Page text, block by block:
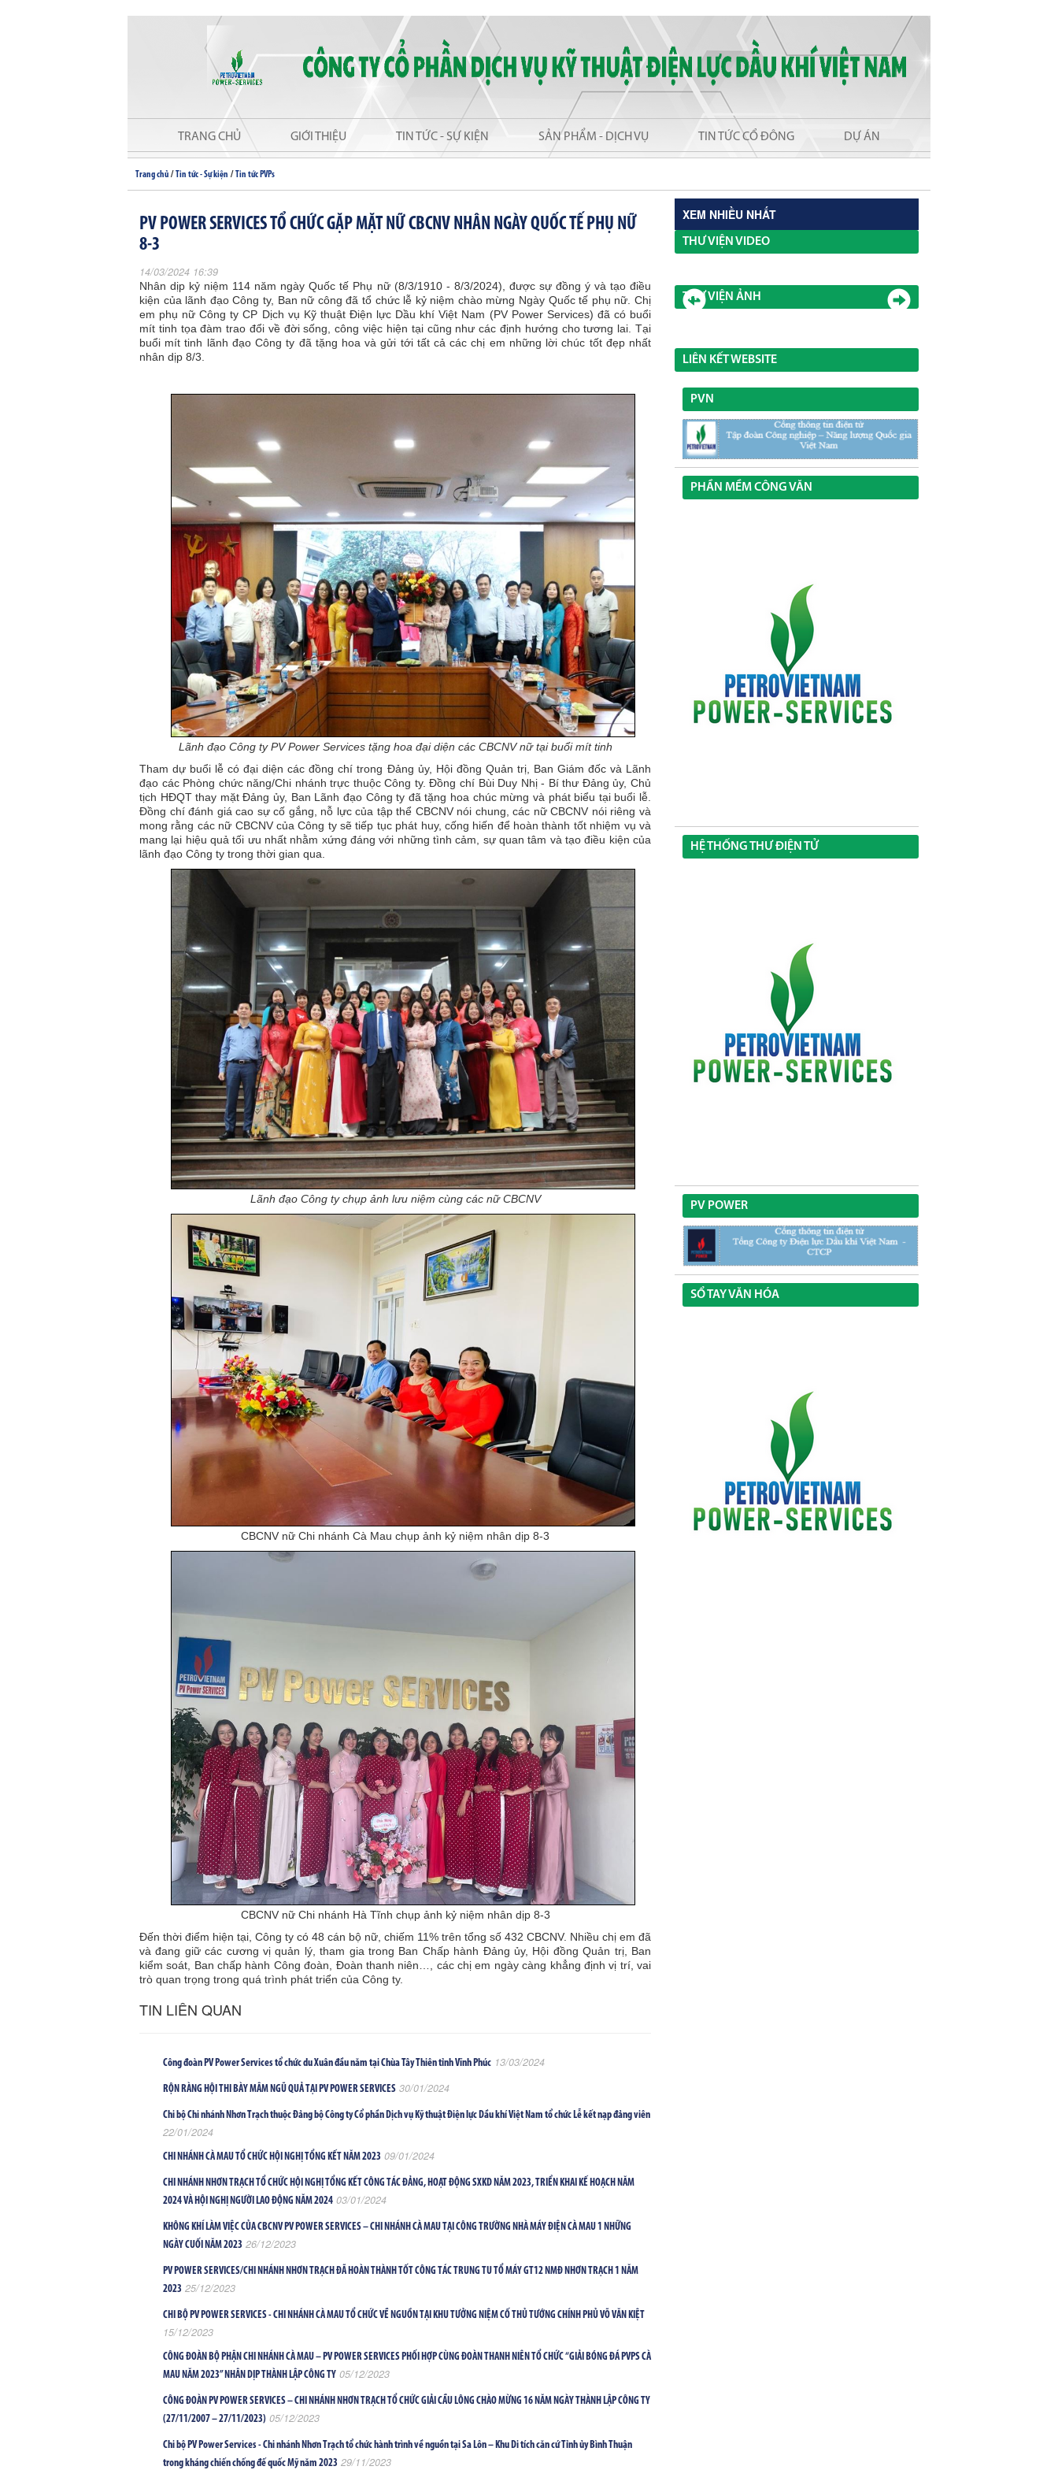
TRANG CHỦ GIỚI THIỆU TIN TỨC - SỰ KIỆN SẢN PHẨM - DỊCH VỤ TIN TỨC CỔ ĐÔNG DỰ ÁN
Trang chủ / Tin tức - Sự kiện /Tin tức PVPs
PV POWER SERVICES TỔ CHỨC GẶP MẶT NỮ CBCNV NHÂN NGÀY QUỐC TẾ PHỤ NỮ
8-3
14/03/2024 16:39
Nhân dịp kỷ niệm 114 năm ngày Quốc tế Phụ nữ (8/3/1910 - 8/3/2024), được sự đồng ý và tạo điều
kiện của lãnh đạo Công ty, Ban nữ công đã tổ chức lễ kỷ niệm chào mừng Ngày Quốc tế phụ nữ. Chị
em phụ nữ Công ty CP Dịch vụ Kỹ thuật Điện lực Dầu khí Việt Nam (PV Power Services) đã có buổi
mít tinh tọa đàm trao đổi về đời sống, công việc hiện tại cũng như các định hướng cho tương lai. Tại
buổi mít tinh lãnh đạo Công ty đã tặng hoa và gửi tới tất cả các chị em những lời chúc tốt đẹp nhất
nhân dịp 8/3.
Lãnh đạo Công ty PV Power Services tặng hoa đại diện các CBCNV nữ tại buổi mít tinh
Tham dự buổi lễ có đại diện các đồng chí trong Đảng ủy, Hội đồng Quản trị, Ban Giám đốc và Lãnh
đạo các Phòng chức năng/Chi nhánh trực thuộc Công ty. Đồng chí Bùi Duy Nhị - Bí thư Đảng ủy, Chủ
tịch HĐQT thay mặt Đảng ủy, Ban Lãnh đạo Công ty đã tặng hoa chúc mừng và phát biểu tại buổi lễ.
Đồng chí đánh giá cao sự cố gắng, nỗ lực của tập thể CBCNV nói chung, các nữ CBCNV nói riêng và
mong rằng các nữ CBCNV của Công ty sẽ tiếp tục phát huy, cống hiến để hoàn thành tốt nhiệm vụ và
mang lại hiệu quả tối ưu nhất nhằm xứng đáng với những tình cảm, sự quan tâm và tạo điều kiện của
lãnh đạo Công ty trong thời gian qua.
Lãnh đạo Công ty chụp ảnh lưu niệm cùng các nữ CBCNV
CBCNV nữ Chi nhánh Cà Mau chụp ảnh kỷ niệm nhân dịp 8-3
CBCNV nữ Chi nhánh Hà Tĩnh chụp ảnh kỷ niệm nhân dịp 8-3
Đến thời điểm hiện tại, Công ty có 48 cán bộ nữ, chiếm 11% trên tổng số 432 CBCNV. Nhiều chị em đã
và đang giữ các cương vị quản lý, tham gia trong Ban Chấp hành Đảng ủy, Hội đồng Quản trị, Ban
kiểm soát, Ban chấp hành Công đoàn, Đoàn thanh niên…, các chị em ngày càng khẳng định vị trí, vai
trò quan trọng trong quá trình phát triển của Công ty.
TIN LIÊN QUAN
Công đoàn PV Power Services tổ chức du Xuân đầu năm tại Chùa Tây Thiên tỉnh Vĩnh Phúc 13/03/2024
RỘN RÀNG HỘI THI BÀY MÂM NGŨ QUẢ TẠI PV POWER SERVICES 30/01/2024
Chi bộ Chi nhánh Nhơn Trạch thuộc Đảng bộ Công ty Cổ phần Dịch vụ Kỹ thuật Điện lực Dầu khí Việt Nam tổ chức Lễ kết nạp đảng viên
22/01/2024
CHI NHÁNH CÀ MAU TỔ CHỨC HỘI NGHỊ TỔNG KẾT NĂM 2023 09/01/2024
CHI NHÁNH NHƠN TRẠCH TỔ CHỨC HỘI NGHỊ TỔNG KẾT CÔNG TÁC ĐẢNG, HOẠT ĐỘNG SXKD NĂM 2023, TRIỂN KHAI KẾ HOẠCH NĂM
2024 VÀ HỘI NGHỊ NGƯỜI LAO ĐỘNG NĂM 2024 03/01/2024
KHÔNG KHÍ LÀM VIỆC CỦA CBCNV PV POWER SERVICES – CHI NHÁNH CÀ MAU TẠI CÔNG TRƯỜNG NHÀ MÁY ĐIỆN CÀ MAU 1 NHỮNG
NGÀY CUỐI NĂM 2023 26/12/2023
PV POWER SERVICES/CHI NHÁNH NHƠN TRẠCH ĐÃ HOÀN THÀNH TỐT CÔNG TÁC TRUNG TU TỔ MÁY GT12 NMĐ NHƠN TRẠCH 1 NĂM
2023 25/12/2023
CHI BỘ PV POWER SERVICES - CHI NHÁNH CÀ MAU TỔ CHỨC VỀ NGUỒN TẠI KHU TƯỞNG NIỆM CỐ THỦ TƯỚNG CHÍNH PHỦ VÕ VĂN KIỆT
15/12/2023
CÔNG ĐOÀN BỘ PHẬN CHI NHÁNH CÀ MAU – PV POWER SERVICES PHỐI HỢP CÙNG ĐOÀN THANH NIÊN TỔ CHỨC “GIẢI BÓNG ĐÁ PVPS CÀ
MAU NĂM 2023” NHÂN DỊP THÀNH LẬP CÔNG TY 05/12/2023
CÔNG ĐOÀN PV POWER SERVICES – CHI NHÁNH NHƠN TRẠCH TỔ CHỨC GIẢI CẦU LÔNG CHÀO MỪNG 16 NĂM NGÀY THÀNH LẬP CÔNG TY
(27/11/2007 – 27/11/2023) 05/12/2023
Chi bộ PV Power Services - Chi nhánh Nhơn Trạch tổ chức hành trình về nguồn tại Sa Lôn – Khu Di tích căn cứ Tỉnh ủy Bình Thuận
trong kháng chiến chống đế quốc Mỹ năm 2023 29/11/2023
XEM NHIỀU NHẤT
THƯ VIỆN VIDEO
THƯ VIỆN ẢNH
LIÊN KẾT WEBSITE
PVN
PHẦN MỀM CÔNG VĂN
HỆ THỐNG THƯ ĐIỆN TỬ
PV POWER
SỔ TAY VĂN HÓA